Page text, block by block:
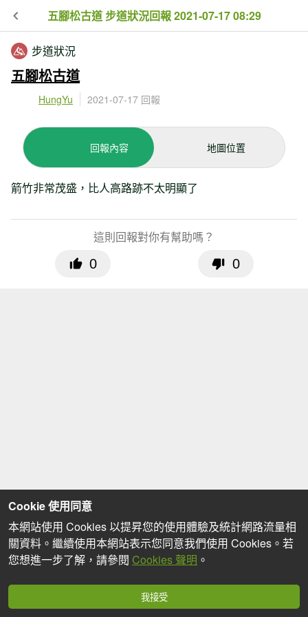
五腳松古道 步道狀況回報 2021-07-17 08:29
步道狀況
五腳松古道
HungYu 2021-07-17 回報
回報內容 地圖位置
箭竹非常茂盛，比人高路跡不太明顯了
這則回報對你有幫助嗎？
0 0
Cookie 使用同意
本網站使用 Cookies 以提昇您的使用體驗及統計網路流量相
關資料。繼續使用本網站表示您同意我們使用 Cookies。若
您想進一步了解，請參閱 Cookies 聲明 。
我接受